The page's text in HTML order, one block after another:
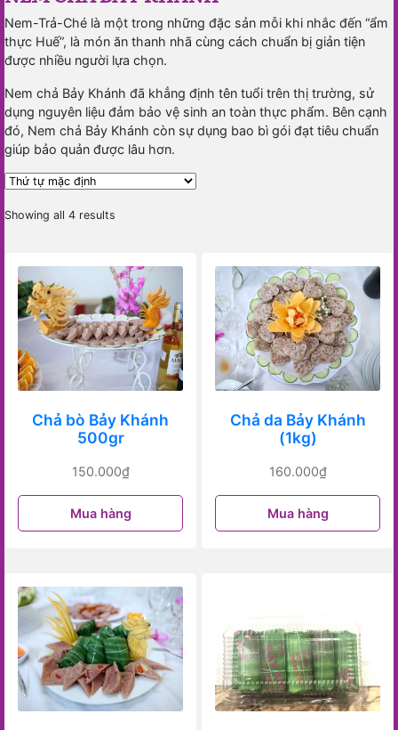
Nem-Trả-Ché là một trong những đặc sản mỗi khi nhắc đến “ẩm
thực Huế”, là món ăn thanh nhã cùng cách chuẩn bị giản tiện
được nhiều người lựa chọn.
Nem chả Bảy Khánh đã khẳng định tên tuổi trên thị trường, sử
dụng nguyên liệu đảm bảo vệ sinh an toàn thực phẩm. Bên cạnh
đó, Nem chả Bảy Khánh còn sự dụng bao bì gói đạt tiêu chuẩn
giúp bảo quản được lâu hơn.
Showing all 4 results
Chả bò Bảy Khánh
500gr
150.000₫
Mua hàng
Chả da Bảy Khánh
(1kg)
160.000₫
Mua hàng